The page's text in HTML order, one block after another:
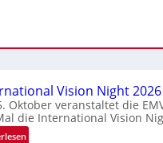
Vision Night 2026
Oktober veranstaltet die
die International Vision
: